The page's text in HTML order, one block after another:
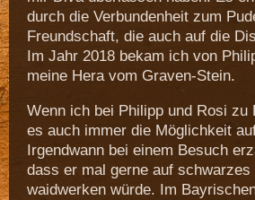
durch die Verbundenheit zum
Freundschaft, die auch auf die
Im Jahr 2018 bekam ich von
meine Hera vom Graven-Stein.
Wenn ich bei Philipp und Rosi zu
es auch immer die Möglichkeit
Irgendwann bei einem Besuch
dass er mal gerne auf schwarzes
waidwerken würde. Im